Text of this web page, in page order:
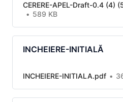
CERERE-APEL-Draft-0.4 (4)
589 KB
INCHEIERE-INITIALĂ
INCHEIERE-INITIALA.pdf